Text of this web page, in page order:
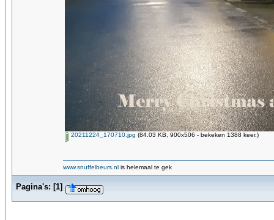
20211224_170710.jpg (84.03 KB, 900x506 - bekeken 1388 keer.)
www.snuffelbeurs.nl is helemaal te gek
Pagina's: [1]